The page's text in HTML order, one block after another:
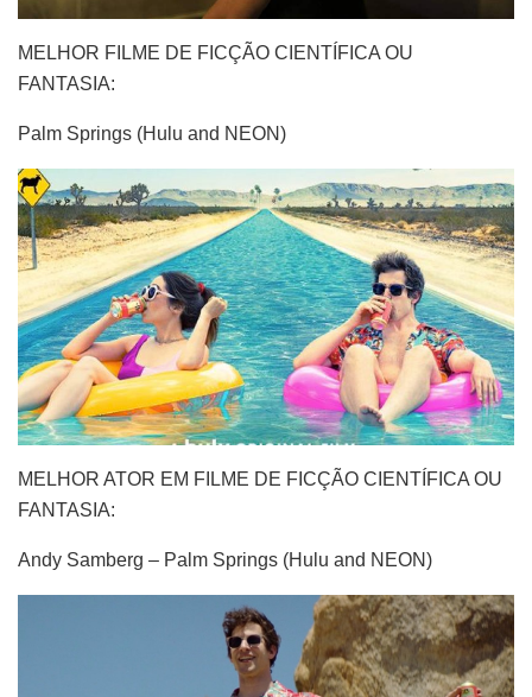
MELHOR FILME DE FICÇÃO CIENTÍFICA OU
FANTASIA:
Palm Springs (Hulu and NEON)
MELHOR ATOR EM FILME DE FICÇÃO CIENTÍFICA OU
FANTASIA:
Andy Samberg – Palm Springs (Hulu and NEON)